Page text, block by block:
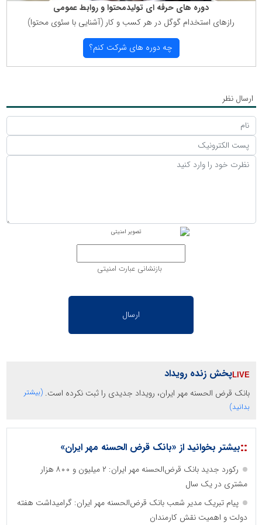
دوره های حرفه ای تولیدمحتوا و روابط عمومی
رازهای استخدام گوگل در هر كسب و كار (آشنایی با سئوی محتوا)
چه دوره های شركت كنم؟
ارسال نظر
بازنشانی عبارت امنیتی
پخش زنده رویداد
بانک قرض الحسنه مهر ایران، رویداد جدیدی را ثبت نکرده است. (بیشتر
بدانید)
::بیشتر بخوانید از «بانک قرض الحسنه مهر ایران»
رکورد جدید بانک قرض‌الحسنه مهر ایران: ۲ میلیون و ۸۰۰ هزار
مشتری در یک سال
پیام تبریک مدیر شعب بانک قرض‌الحسنه مهر ایران: گرامیداشت هفته
دولت و اهمیت نقش کارمندان